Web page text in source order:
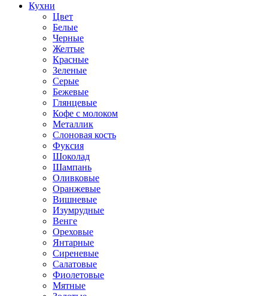
Кухни
Цвет
Белые
Черные
Желтые
Красные
Зеленые
Серые
Бежевые
Глянцевые
Кофе с молоком
Металлик
Слоновая кость
Фуксия
Шоколад
Шампань
Оливковые
Оранжевые
Вишневые
Изумрудные
Венге
Ореховые
Янтарные
Сиреневые
Салатовые
Фиолетовые
Мятные